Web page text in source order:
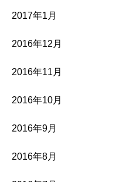
2017年1月
2016年12月
2016年11月
2016年10月
2016年9月
2016年8月